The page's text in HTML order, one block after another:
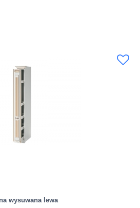
wysuwana lewa